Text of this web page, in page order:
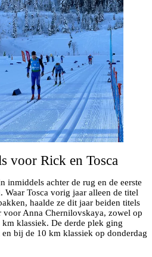
voor Rick en Tosca
inmiddels achter de rug en de eerste
Waar Tosca vorig jaar alleen de titel
haalde ze dit jaar beiden titels
Anna Chernilovskaya, zowel op
klassiek. De derde plek ging
en bij de 10 km klassiek op donderdag